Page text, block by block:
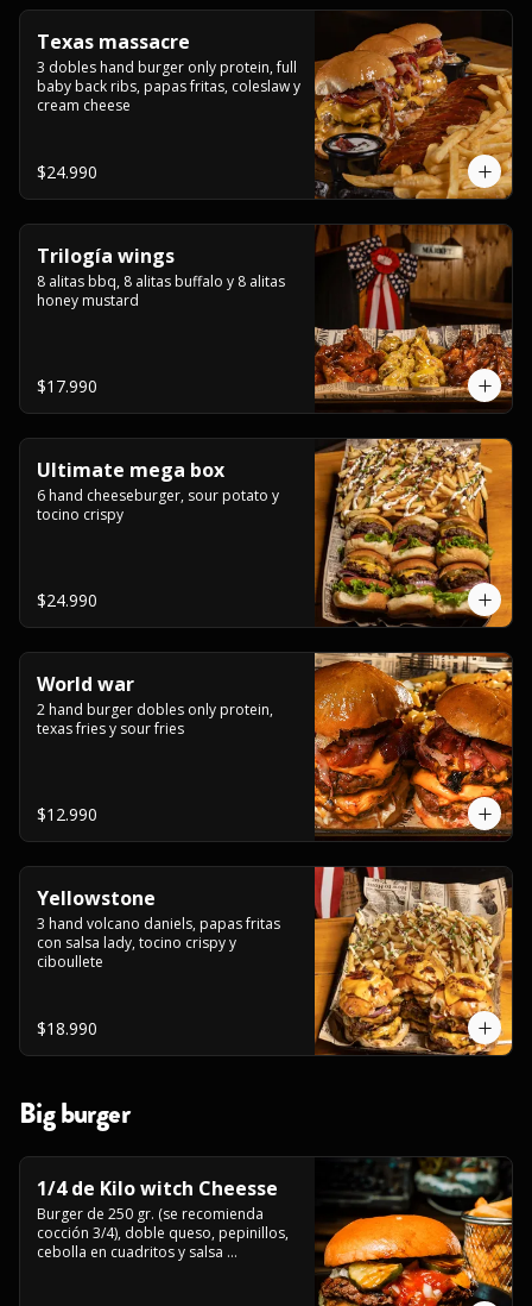
Texas massacre
3 dobles hand burger only protein, full
baby back ribs, papas fritas, coleslaw y
cream cheese
$24.990
Trilogía wings
8 alitas bbq, 8 alitas buffalo y 8 alitas
honey mustard
$17.990
Ultimate mega box
6 hand cheeseburger, sour potato y
tocino crispy
$24.990
World war
2 hand burger dobles only protein,
texas fries y sour fries
$12.990
Yellowstone
3 hand volcano daniels, papas fritas
con salsa lady, tocino crispy y
ciboullete
$18.990
Big burger
1/4 de Kilo witch Cheesse
Burger de 250 gr. (se recomienda
cocción 3/4), doble queso, pepinillos,
cebolla en cuadritos y salsa